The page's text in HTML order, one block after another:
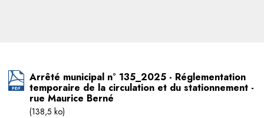
Arrêté municipal n° 135_2025 - Réglementation
temporaire de la circulation et du stationnement -
rue Maurice Berné
(138,5 ko)